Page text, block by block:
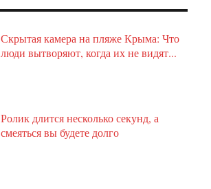
Скрытая камера на пляже Крыма: Что
люди вытворяют, когда их не видят...
Ролик длится несколько секунд, а
смеяться вы будете долго